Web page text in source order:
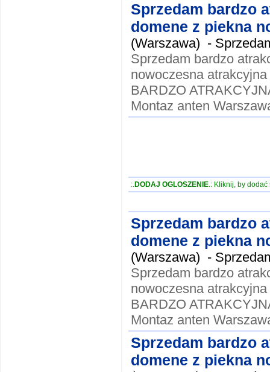
Sprzedam bardzo
domene z piekna
(Warszawa) -
Sprzedam bardzo
nowoczesna
BARDZO
Montaz anten
:.DODAJ OGLOSZENIE.: Kliknij, by dodać
Sprzedam bardzo
domene z piekna
(Warszawa) -
Sprzedam bardzo
nowoczesna
BARDZO
Montaz anten
Sprzedam bardzo
domene z piekna